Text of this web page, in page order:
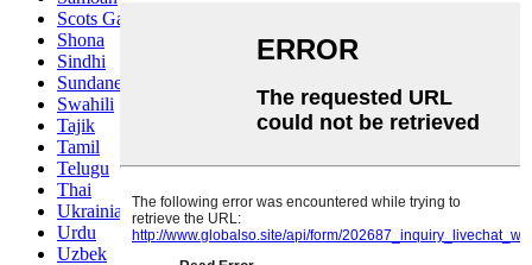
Scots Gaelic
Shona
Sindhi
Sundanese
Swahili
Tajik
Tamil
Telugu
Thai
Ukrainian
Urdu
Uzbek